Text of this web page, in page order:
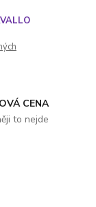
CENA
to nejde